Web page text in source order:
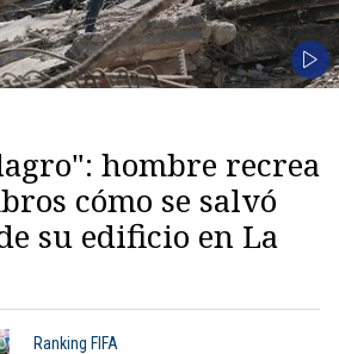
hombre recrea
cómo se salvó
su edificio en La
Ranking FIFA